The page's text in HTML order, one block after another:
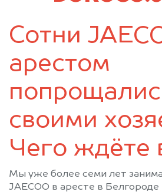
Сотни
арестом
своими
Чего ждёте
Мы уже более семи лет
JAECOO в аресте в Белгороде